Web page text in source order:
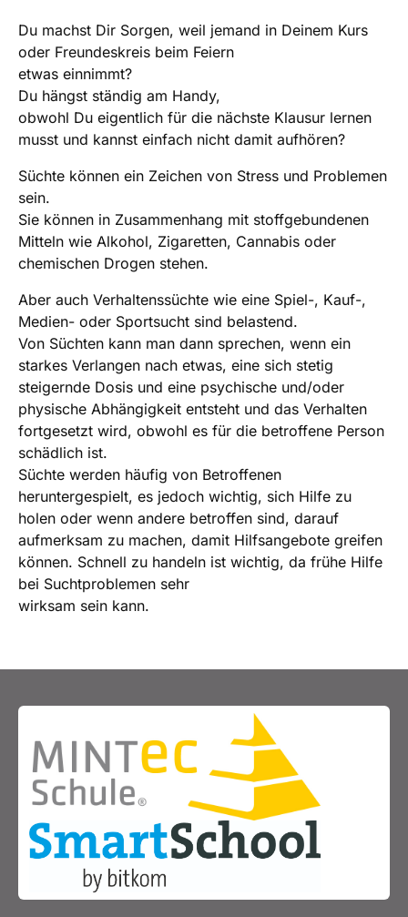
Du machst Dir Sorgen, weil jemand in Deinem Kurs
oder Freundeskreis beim Feiern
etwas einnimmt?
Du hängst ständig am Handy,
obwohl Du eigentlich für die nächste Klausur lernen
musst und kannst einfach nicht damit aufhören?
Süchte können ein Zeichen von Stress und Problemen
sein.
Sie können in Zusammenhang mit stoffgebundenen
Mitteln wie Alkohol, Zigaretten, Cannabis oder
chemischen Drogen stehen.
Aber auch Verhaltenssüchte wie eine Spiel-, Kauf-,
Medien- oder Sportsucht sind belastend.
Von Süchten kann man dann sprechen, wenn ein
starkes Verlangen nach etwas, eine sich stetig
steigernde Dosis und eine psychische und/oder
physische Abhängigkeit entsteht und das Verhalten
fortgesetzt wird, obwohl es für die betroffene Person
schädlich ist.
Süchte werden häufig von Betroffenen
heruntergespielt, es jedoch wichtig, sich Hilfe zu
holen oder wenn andere betroffen sind, darauf
aufmerksam zu machen, damit Hilfsangebote greifen
können. Schnell zu handeln ist wichtig, da frühe Hilfe
bei Suchtproblemen sehr
wirksam sein kann.